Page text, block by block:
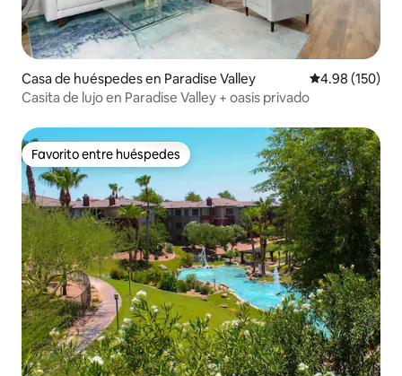
Casa de huéspedes en Paradise Valley Calificación
4.98 (150)
Casita de lujo en Paradise Valley + oasis privado
Favorito entre huéspedes
Favorito entre huéspedes